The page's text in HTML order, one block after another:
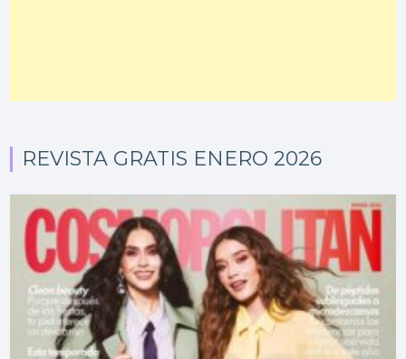
REVISTA GRATIS ENERO 2026